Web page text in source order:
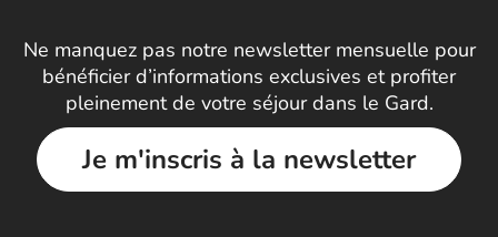
Ne manquez pas notre newsletter mensuelle pour
bénéficier d’informations exclusives et profiter
pleinement de votre séjour dans le Gard.
Je m'inscris à la newsletter